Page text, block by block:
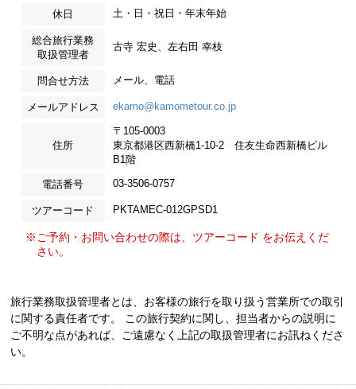
休日 土・日・祝日・年末年始
総合旅行業務
取扱管理者
古寺 宏史、左右田 幸枝
問合せ方法 メール、電話
メールアドレス ekamo@kamometour.co.jp
住所
〒105-0003
東京都港区西新橋1-10-2 住友生命西新橋ビル
B1階
電話番号 03-3506-0757
ツアーコード PKTAMEC-012GPSD1
※ご予約・お問い合わせの際は、ツアーコード をお伝えくだ
さい。
旅行業務取扱管理者とは、お客様の旅行を取り扱う営業所での取引
に関する責任者です。 この旅行契約に関し、担当者からの説明に
ご不明な点があれば、ご遠慮なく上記の取扱管理者にお訊ねくださ
い。